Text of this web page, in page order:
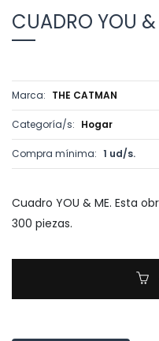
CUADRO YOU &
Marca: THE CATMAN
Categoría/s: Hogar
Compra mínima: 1 ud/s.
Cuadro YOU & ME. Esta
300 piezas.